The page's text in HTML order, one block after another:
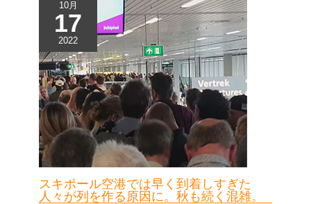
10月
17
2022
スキポール空港では早く到着しすぎた
人々が列を作る原因に。秋も続く混雑。